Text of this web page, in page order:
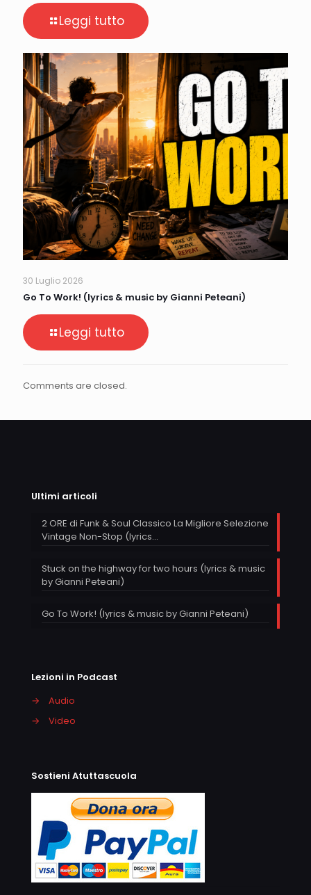
Leggi tutto
30 Luglio 2026
Go To Work! (lyrics & music by Gianni Peteani)
Leggi tutto
Comments are closed.
Ultimi articoli
2 ORE di Funk & Soul Classico La Migliore Selezione
Vintage Non-Stop (lyrics…
Stuck on the highway for two hours (lyrics & music
by Gianni Peteani)
Go To Work! (lyrics & music by Gianni Peteani)
Lezioni in Podcast
→
Audio
→
Video
Sostieni Atuttascuola